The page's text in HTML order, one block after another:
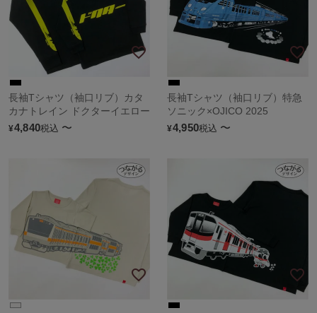
長袖Tシャツ（袖口リブ）カタ
カナトレイン ドクターイエロー
¥4,840税込 〜
長袖Tシャツ（袖口リブ）特急
ソニック×OJICO 2025
¥4,950税込 〜